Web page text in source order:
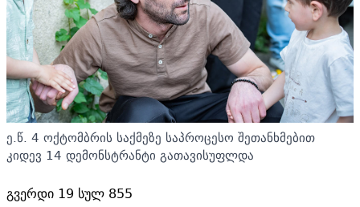
ე.წ. 4 ოქტომბრის საქმეზე საპროცესო შეთანხმებით
კიდევ 14 დემონსტრანტი გათავისუფლდა
გვერდი 19 სულ 855